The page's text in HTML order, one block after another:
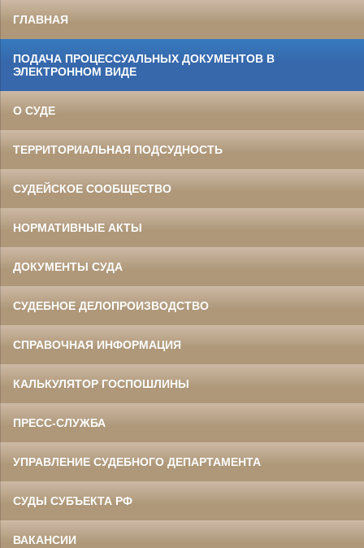
ГЛАВНАЯ
ПОДАЧА ПРОЦЕССУАЛЬНЫХ ДОКУМЕНТОВ В
ЭЛЕКТРОННОМ ВИДЕ
О СУДЕ
ТЕРРИТОРИАЛЬНАЯ ПОДСУДНОСТЬ
СУДЕЙСКОЕ СООБЩЕСТВО
НОРМАТИВНЫЕ АКТЫ
ДОКУМЕНТЫ СУДА
СУДЕБНОЕ ДЕЛОПРОИЗВОДСТВО
СПРАВОЧНАЯ ИНФОРМАЦИЯ
КАЛЬКУЛЯТОР ГОСПОШЛИНЫ
ПРЕСС-СЛУЖБА
УПРАВЛЕНИЕ СУДЕБНОГО ДЕПАРТАМЕНТА
СУДЫ СУБЪЕКТА РФ
ВАКАНСИИ